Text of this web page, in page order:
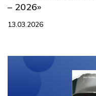
– 2026»
13.03.2026